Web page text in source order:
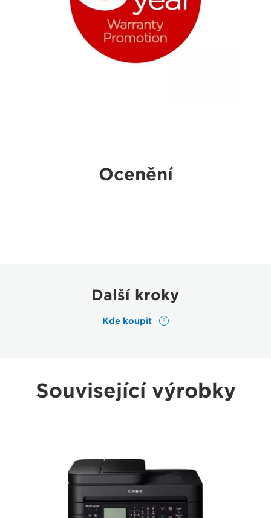
Ocenění
Další kroky
Kde koupit
Související výrobky